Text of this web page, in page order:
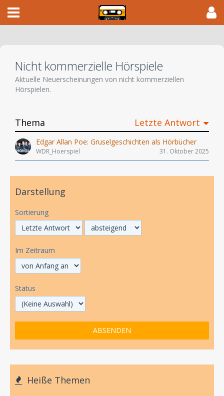
Nicht kommerzielle Hörspiele
Aktuelle Neuerscheinungen von nicht kommerziellen
Hörspielen.
Thema Letzte Antwort
Edgar Allan Poe: Gruselgeschichten als Hörbücher
WDR_Hoerspiel 31. Oktober 2025
Darstellung
Sortierung
Im Zeitraum
Status
Heiße Themen